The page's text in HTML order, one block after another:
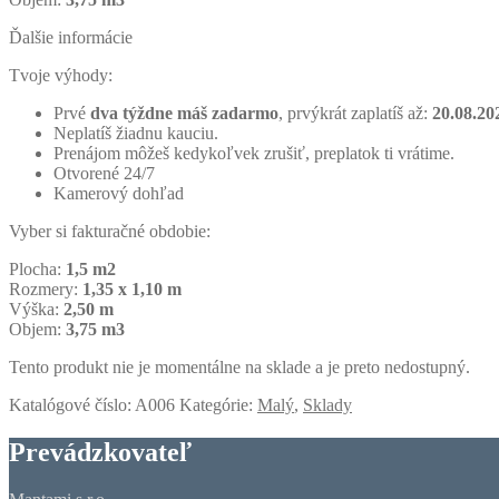
Ďalšie informácie
Tvoje výhody:
Prvé dva týždne máš zadarmo, prvýkrát zaplatíš až:
Neplatíš žiadnu kauciu.
Prenájom môžeš kedykoľvek zrušiť, preplatok ti vrátime.
Otvorené 24/7
Kamerový dohľad
Vyber si fakturačné obdobie:
Plocha: 1,5 m2
Rozmery: 1,35 x 1,10 m
Výška: 2,50 m
Objem: 3,75 m3
Tento produkt nie je momentálne na sklade a je preto nedostupný.
Katalógové číslo: A006 Kategórie: Malý, Sklady
Prevádzkovateľ